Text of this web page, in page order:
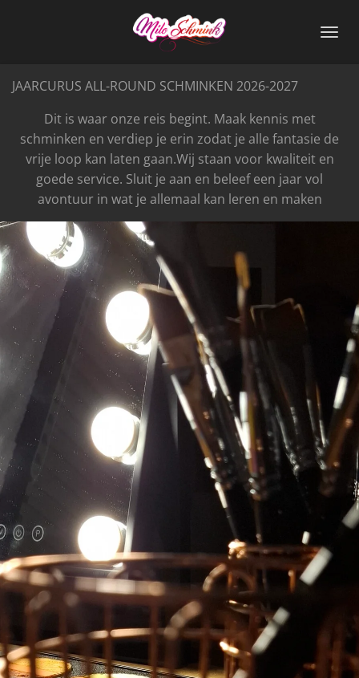
hoofdinhoud
JAARCURUS ALL-ROUND SCHMINKEN 2026-2027
Dit is waar onze reis begint. Maak kennis met
schminken en verdiep je erin zodat je alle fantasie de
vrije loop kan laten gaan.Wij staan voor kwaliteit en
goede service. Sluit je aan en beleef een jaar vol
avontuur in wat je allemaal kan leren en maken